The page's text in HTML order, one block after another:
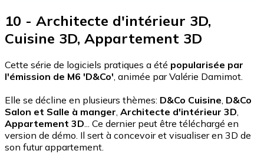
10 - Architecte d'intérieur 3D,
Cuisine 3D, Appartement 3D
Cette série de logiciels pratiques a été popularisée par
l'émission de M6 'D&Co', animée par Valérie Damimot.
Elle se décline en plusieurs thèmes: D&Co Cuisine, D&Co
Salon et Salle à manger, Architecte d'intérieur 3D,
Appartement 3D... Ce dernier peut être téléchargé en
version de démo. Il sert à concevoir et visualiser en 3D de
son futur appartement.